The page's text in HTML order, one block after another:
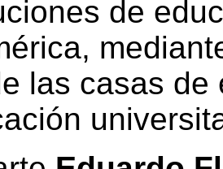
de
las casas